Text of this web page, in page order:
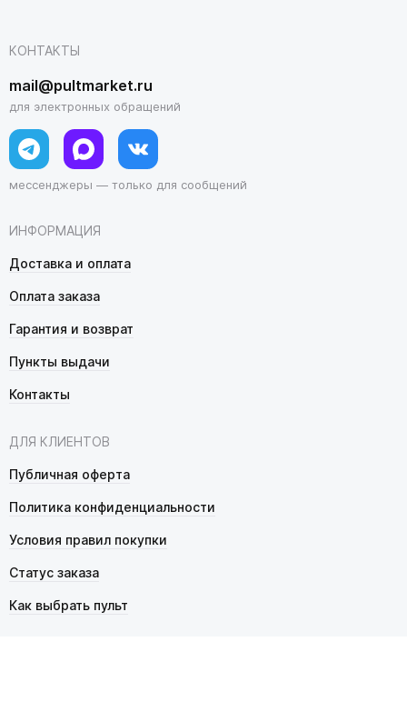
ИНФОРМАЦИЯ
Доставка и оплата
Оплата заказа
Гарантия и возврат
Пункты выдачи
Контакты
ДЛЯ КЛИЕНТОВ
Публичная оферта
Политика конфиденциальности
Условия правил покупки
Статус заказа
Как выбрать пульт
КОНТАКТЫ
mail@pultmarket.ru
для электронных обращений
мессенджеры — только для сообщений